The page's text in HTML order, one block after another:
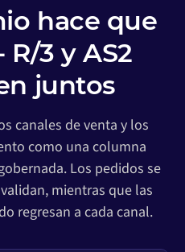
hace que
R/3 y AS2
juntos
canales de venta y los
como una columna
Los pedidos se
mientras que las
regresan a cada canal.